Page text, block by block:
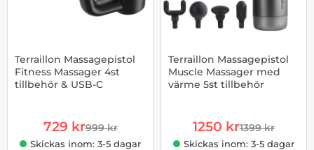
Terraillon Massagepistol
Fitness Massager 4st
tillbehör & USB-C
rea pris
729 krtidigare pris
999 kr
Skickas inom: 3-5 dagar
Terraillon Massagepistol
Muscle Massager med
värme 5st tillbehör
rea pris
1250 krtidigare pris
1399 kr
Skickas inom: 3-5 dagar